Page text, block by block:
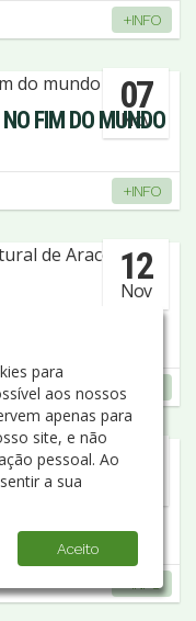
+INFO
07
Nov
FIM DO MUNDO
+INFO
12
Nov
NATURAL DE
+INFO
-
/ ODECEIXE
+INFO
para
aos nossos
apenas para
site, e não
pessoal. Ao
a sua
Aceito